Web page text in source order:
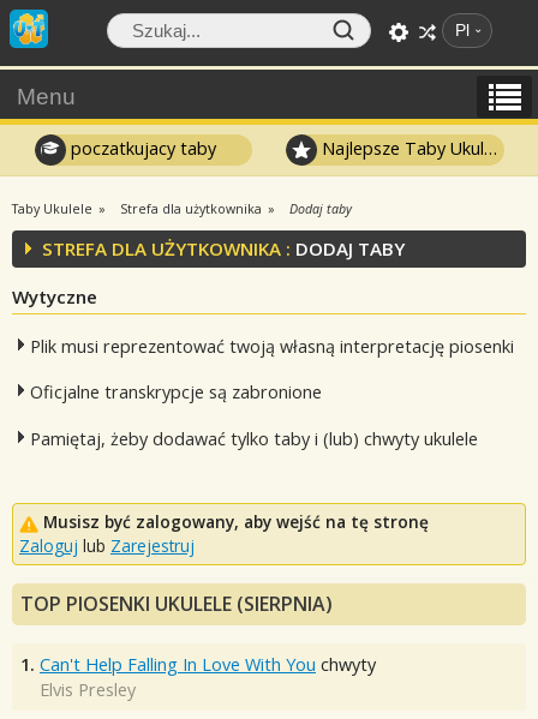
Pl
Menu
poczatkujacy taby Najlepsze Taby Ukulele
Taby Ukulele Strefa dla użytkownika Dodaj taby
STREFA DLA UŻYTKOWNIKA : DODAJ TABY
Wytyczne
Plik musi reprezentować twoją własną interpretację piosenki
Oficjalne transkrypcje są zabronione
Pamiętaj, żeby dodawać tylko taby i (lub) chwyty ukulele
Musisz być zalogowany, aby wejść na tę stronę
Zaloguj lub Zarejestruj
TOP PIOSENKI UKULELE (SIERPNIA)
1. Can't Help Falling In Love With You chwyty
Elvis Presley